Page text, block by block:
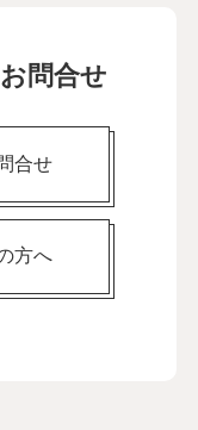
問合せ
合せ
方へ